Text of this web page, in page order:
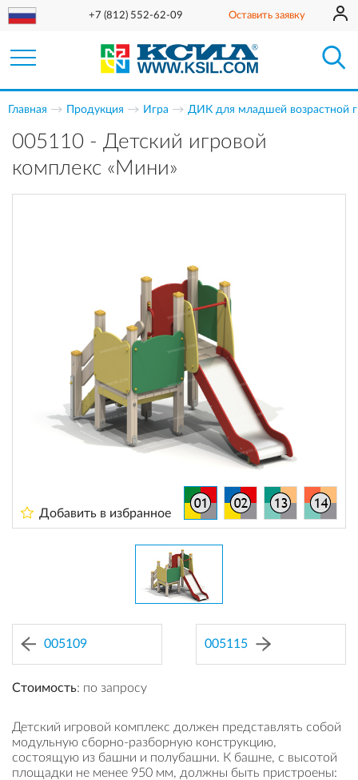
+7 (812) 552-62-09 Оставить заявку
Главная Продукция Игра ДИК для младшей возрастной
005110 - Детский игровой
комплекс «Мини»
Добавить в избранное
005109 005115
Стоимость: по запросу
Детский игровой комплекс должен представлять собой
модульную сборно-разборную конструкцию,
состоящую из башни и полубашни. К башне, с высотой
площадки не менее 950 мм, должны быть пристроены: